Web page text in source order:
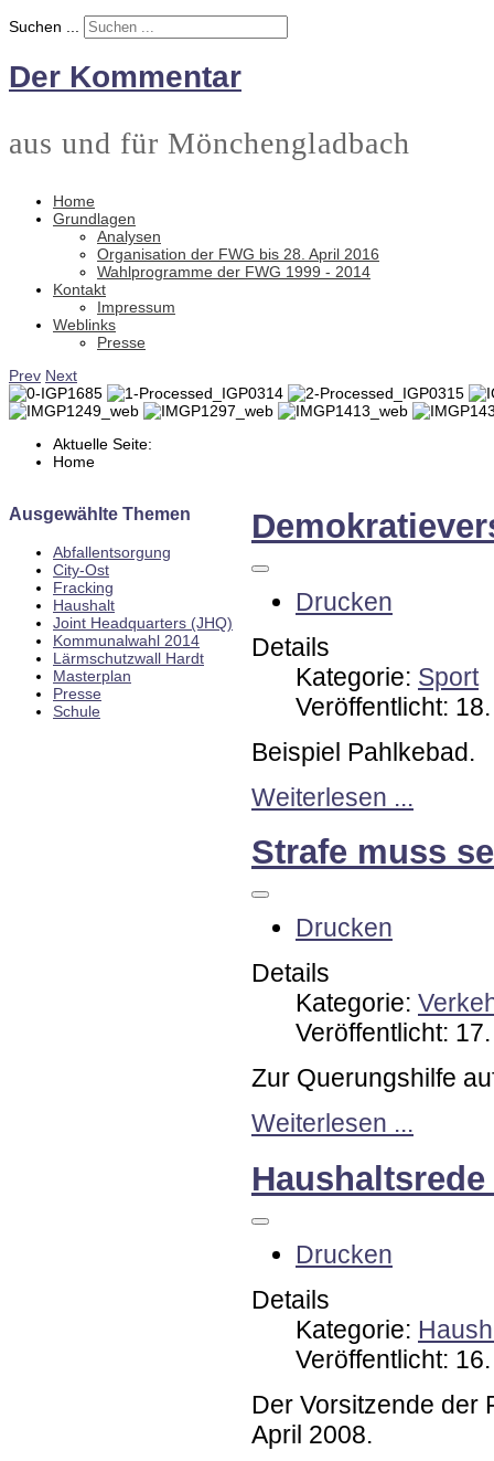
Suchen ...
Der Kommentar
aus und für Mönchengladbach
Home
Grundlagen
Analysen
Organisation der FWG bis 28. April 2016
Wahlprogramme der FWG 1999 - 2014
Kontakt
Impressum
Weblinks
Presse
Prev Next
Aktuelle Seite:
Home
Ausgewählte Themen
Abfallentsorgung
City-Ost
Fracking
Haushalt
Joint Headquarters (JHQ)
Kommunalwahl 2014
Lärmschutzwall Hardt
Masterplan
Presse
Schule
Drucken
Details
Kategorie: Sport
Veröffentlicht:
Beispiel Pahlkebad.
Weiterlesen ...
Strafe muss
Drucken
Details
Kategorie:
Veröffentlicht:
Zur Querungshilfe
Weiterlesen ...
Haushaltsrede
Drucken
Details
Kategorie:
Veröffentlicht:
Der Vorsitzende der
April 2008.